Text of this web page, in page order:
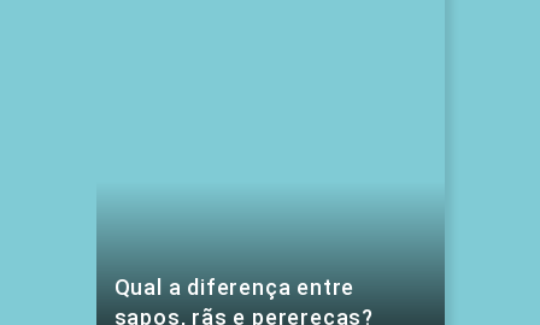
Qual a diferença entre
sapos, rãs e pererecas?